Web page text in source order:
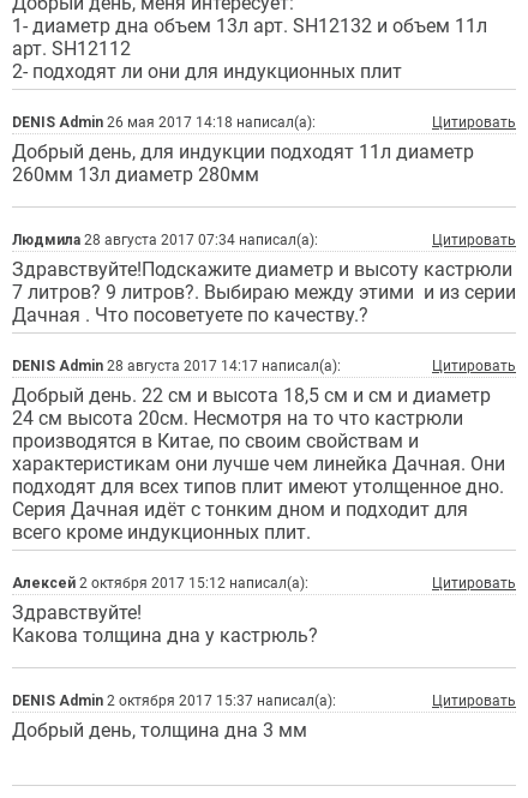
1- диаметр дна объем 13л арт. SH12132 и объем 11л
арт. SH12112
2- подходят ли они для индукционных плит
DENIS Admin 26 мая 2017 14:18 написал(а): Цитировать
Добрый день, для индукции подходят 11л диаметр
260мм 13л диаметр 280мм
Людмила 28 августа 2017 07:34 написал(а): Цитировать
Здравствуйте!Подскажите диаметр и высоту кастрюли
7 литров? 9 литров?. Выбираю между этими и из серии
Дачная . Что посоветуете по качеству.?
DENIS Admin 28 августа 2017 14:17 написал(а): Цитировать
Добрый день. 22 см и высота 18,5 см и см и диаметр
24 см высота 20см. Несмотря на то что кастрюли
производятся в Китае, по своим свойствам и
характеристикам они лучше чем линейка Дачная. Они
подходят для всех типов плит имеют утолщенное дно.
Серия Дачная идёт с тонким дном и подходит для
всего кроме индукционных плит.
Алексей 2 октября 2017 15:12 написал(а): Цитировать
Здравствуйте!
Какова толщина дна у кастрюль?
DENIS Admin 2 октября 2017 15:37 написал(а): Цитировать
Добрый день, толщина дна 3 мм